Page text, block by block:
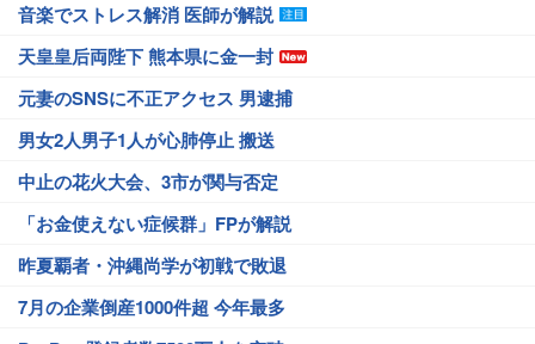
音楽でストレス解消 医師が解説
天皇皇后両陛下 熊本県に金一封
元妻のSNSに不正アクセス 男逮捕
男女2人男子1人が心肺停止 搬送
中止の花火大会、3市が関与否定
「お金使えない症候群」FPが解説
昨夏覇者・沖縄尚学が初戦で敗退
7月の企業倒産1000件超 今年最多